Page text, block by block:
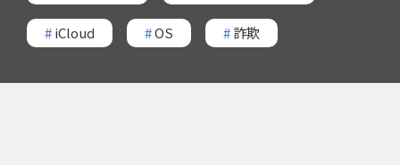
#iCloud #OS #詐欺